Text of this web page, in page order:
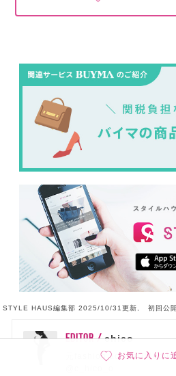
お気に入りに
STYLE HAUS編集部 2025/10/31更新, 初回公
EDITOR /chico
元fashion adviser/現